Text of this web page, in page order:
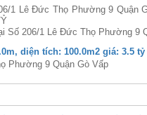
1 Lê Đức Thọ Phường 9 Quận
Số 206/1 Lê Đức Thọ Phường 9
diện tích: 100.0m2 giá: 3.5 tỷ
Phường 9 Quận Gò Vấp